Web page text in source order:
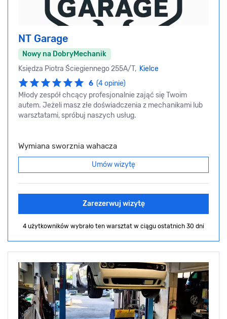
NT Garage
Nowy na DobryMechanik
Księdza Piotra Ściegiennego 255A/T, Kielce
6 (4 opinie)
Młody zespół chcący profesjonalnie zająć się Twoim
autem. Jeżeli masz złe doświadczenia z mechanikami lub
warsztatami, spróbuj naszych usług.
Wymiana sworznia wahacza
Umów wizytę
Zarezerwuj wizytę
4 użytkowników wybrało ten warsztat w ciągu ostatnich 30 dni